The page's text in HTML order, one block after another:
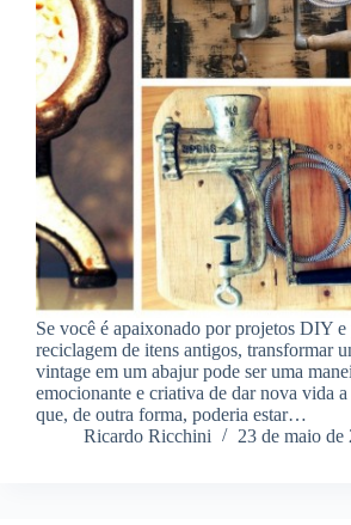
Se você é apaixonado por projetos DIY e
reciclagem de itens antigos, transformar
vintage em um abajur pode ser uma
emocionante e criativa de dar nova vida
que, de outra forma, poderia estar…
Ricardo Ricchini
23 de maio de